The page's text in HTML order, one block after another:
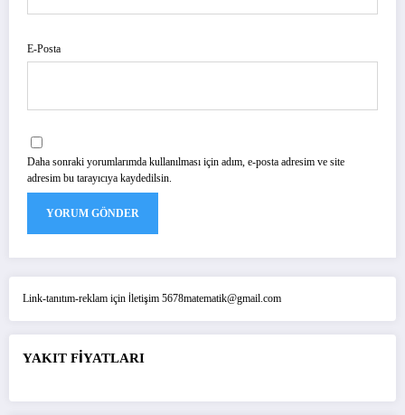
E-Posta
Daha sonraki yorumlarımda kullanılması için adım, e-posta adresim ve site
adresim bu tarayıcıya kaydedilsin.
Link-tanıtım-reklam için İletişim 5678matematik@gmail.com
YAKIT FİYATLARI